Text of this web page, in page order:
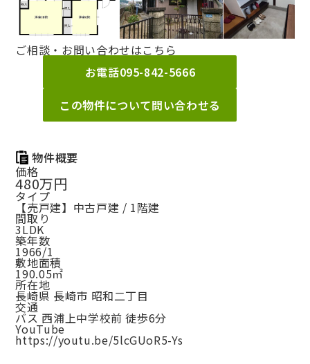
ご相談・お問い合わせはこちら
お電話095-842-5666
この物件について問い合わせる
物件概要
価格
480万円
タイプ
【売戸建】中古戸建 / 1階建
間取り
3LDK
築年数
1966/1
敷地面積
190.05㎡
所在地
長崎県 長崎市 昭和二丁目
交通
バス 西浦上中学校前 徒歩6分
YouTube
https://youtu.be/5lcGUoR5-Ys